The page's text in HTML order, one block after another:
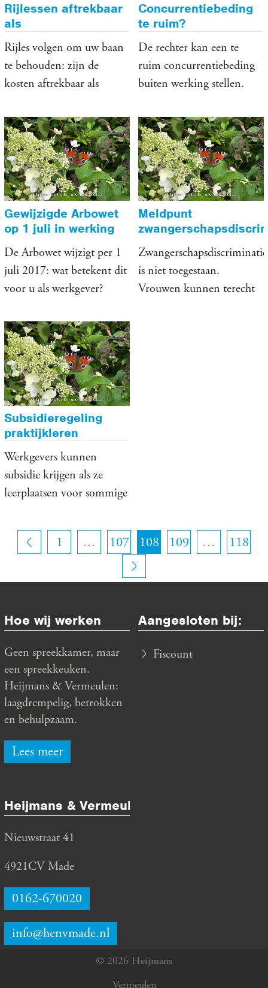
Rijlessen aftrekbaar
als
scholingsuitgaven?
Rijles volgen om uw baan
te behouden: zijn de
kosten aftrekbaar als
Concurrentiebeding
te ruim?
De rechter kan een te
ruim concurrentiebeding
buiten werking stellen.
werkgever niets aan.
Gewijzigde Arbowet
op 1 juli in werking
De Arbowet wijzigt per 1
juli 2017: wat betekent dit
voor u als werkgever?
Meldpunt
Zwangerschapsdiscriminatie
is niet toegestaan.
Vrouwen kunnen terecht
Subsidieregeling
praktijkleren
Werkgevers kunnen
subsidie krijgen als ze
leerplaatsen voor sommige
1 … 107 108 109 … 118
Hoe wij werken
Geen spreekkamer, maar
een spreekkeuken.
Heijmans & Vermeulen:
laagdrempelig, betrokken
en behulpzaam.
Lees meer
Aangesloten bij:
Fiscount
Heijmans & Vermeulen
Nieuwstraat 41
4921CV Made
0162-670020
info@henvmade.nl
© 2026 Heijmans
Vermeulen